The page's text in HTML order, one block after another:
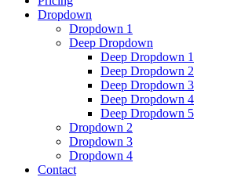
Dropdown
Dropdown 1
Deep Dropdown
Deep Dropdown 1
Deep Dropdown 2
Deep Dropdown 3
Deep Dropdown 4
Deep Dropdown 5
Dropdown 2
Dropdown 3
Dropdown 4
Contact